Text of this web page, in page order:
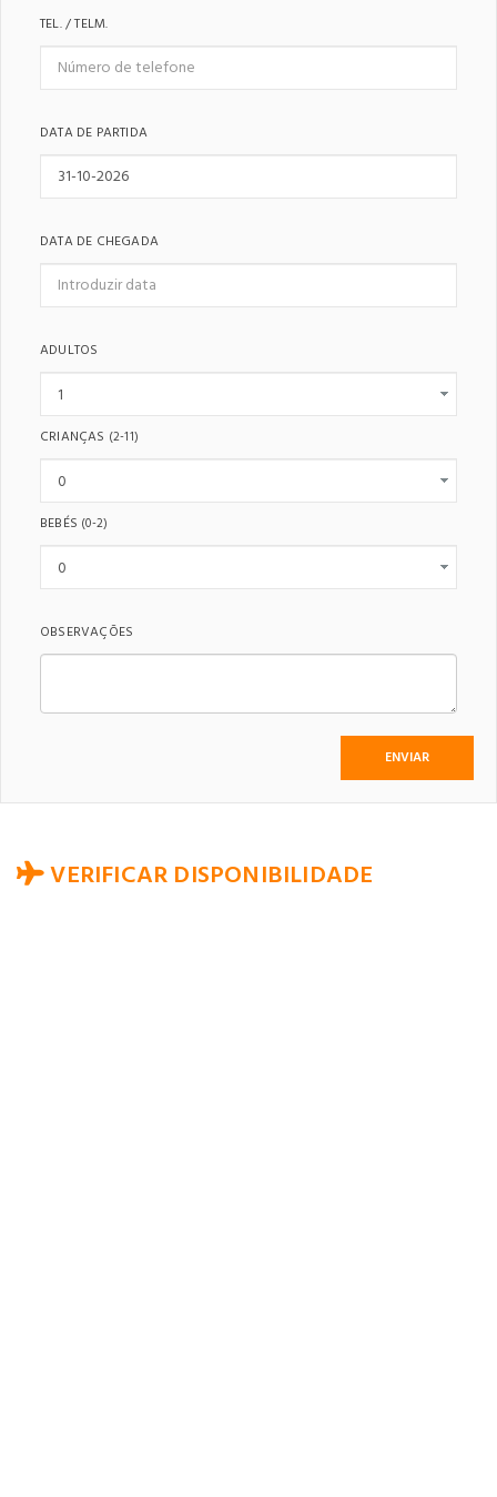
TEL. / TELM.
DATA DE PARTIDA
DATA DE CHEGADA
ADULTOS
CRIANÇAS (2-11)
BEBÉS (0-2)
OBSERVAÇÕES
VERIFICAR DISPONIBILIDADE